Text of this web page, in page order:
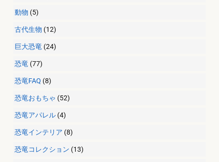
動物 (5)
古代生物 (12)
巨大恐竜 (24)
恐竜 (77)
恐竜FAQ (8)
恐竜おもちゃ (52)
恐竜アパレル (4)
恐竜インテリア (8)
恐竜コレクション (13)